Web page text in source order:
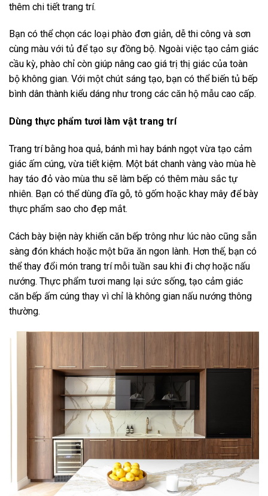
thêm chi tiết trang trí.
Bạn có thể chọn các loại phào đơn giản, dễ thi công và sơn
cùng màu với tủ để tạo sự đồng bộ. Ngoài việc tạo cảm giác
cầu kỳ, phào chỉ còn giúp nâng cao giá trị thị giác của toàn
bộ không gian. Với một chút sáng tạo, bạn có thể biến tủ bếp
bình dân thành kiểu dáng như trong các căn hộ mẫu cao cấp.
Dùng thực phẩm tươi làm vật trang trí
Trang trí bằng hoa quả, bánh mì hay bánh ngọt vừa tạo cảm
giác ấm cúng, vừa tiết kiệm. Một bát chanh vàng vào mùa hè
hay táo đỏ vào mùa thu sẽ làm bếp có thêm màu sắc tự
nhiên. Bạn có thể dùng đĩa gỗ, tô gốm hoặc khay mây để bày
thực phẩm sao cho đẹp mắt.
Cách bày biện này khiến căn bếp trông như lúc nào cũng sẵn
sàng đón khách hoặc một bữa ăn ngon lành. Hơn thế, bạn có
thể thay đổi món trang trí mỗi tuần sau khi đi chợ hoặc nấu
nướng. Thực phẩm tươi mang lại sức sống, tạo cảm giác
căn bếp ấm cúng thay vì chỉ là không gian nấu nướng thông
thường.